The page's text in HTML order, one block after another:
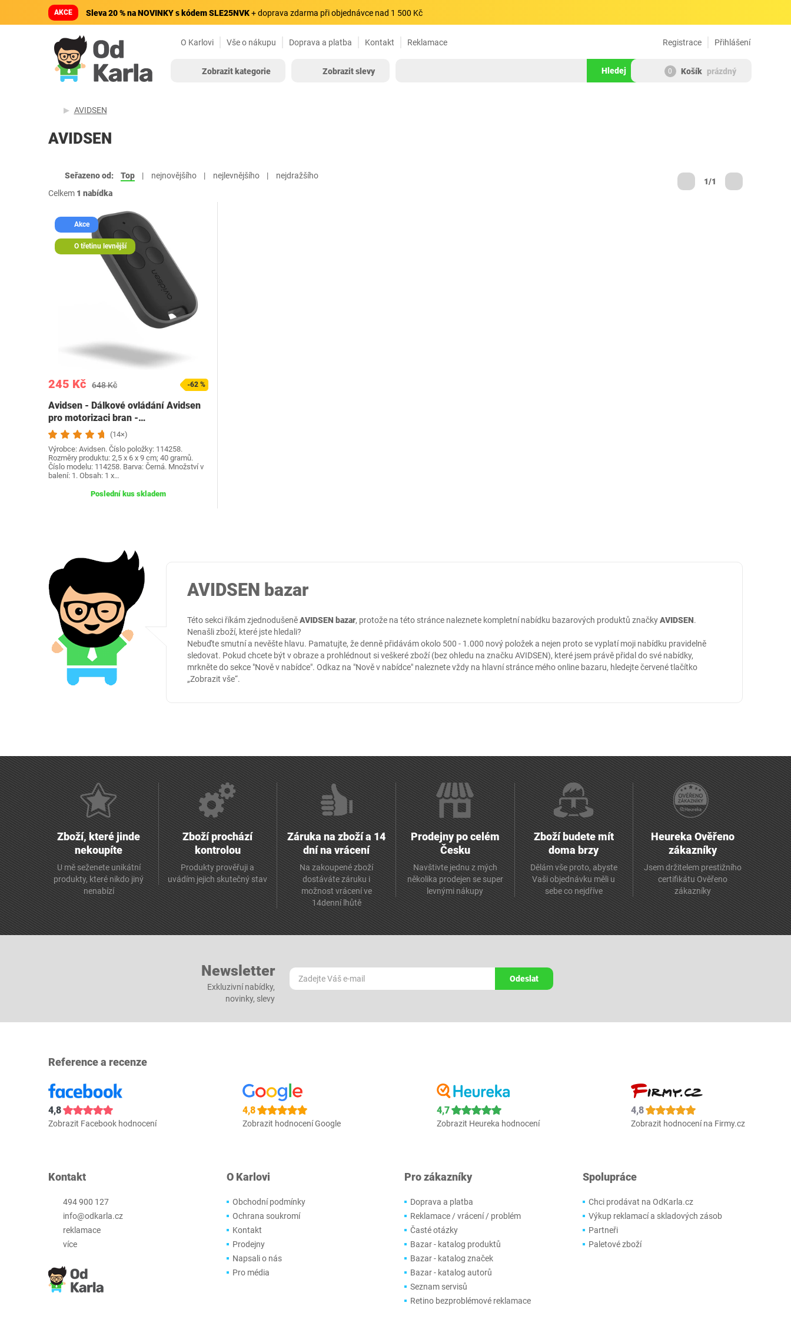
AKCE Sleva 20 % na NOVINKY s kódem SLE25NVK+ doprava zdarma při objednávce nad 1 500 Kč
O Karlovi Vše o nákupu Doprava a platba Kontakt Reklamace Přihlášení
Registrace
Zobrazit kategorie Zobrazit slevy Hledej 0 Košík prázdný
AVIDSEN
AVIDSEN
Seřazeno od: Top nejnovějšího nejlevnějšího
nejdražšího
Celkem 1 nabídka
1/1
Akce
O třetinu levnější
245 Kč 648 Kč -62 %
Avidsen - Dálkové ovládání Avidsen
pro motorizaci bran -…
(14×)
Výrobce: Avidsen. Číslo položky: 114258.
Rozměry produktu: 2,5 x 6 x 9 cm; 40 gramů.
Číslo modelu: 114258. Barva: Černá. Množství v
balení: 1. Obsah: 1 x…
Poslední kus skladem
AVIDSEN bazar
Této sekci říkám zjednodušeněAVIDSEN bazar, protože na této stránce naleznete kompletní nabídku bazarových produktů značkyAVIDSEN.
Nenašli zboží, které jste hledali?
Nebuďte smutní a nevěšte hlavu. Pamatujte, že denně přidávám okolo 500 - 1.000 nový položek a nejen proto se vyplatí moji nabídku pravidelně
sledovat. Pokud chcete být v obraze a prohlédnout si veškeré zboží (bez ohledu na značku AVIDSEN), které jsem právě přidal do své nabídky,
mrkněte do sekce "Nově v nabídce". Odkaz na "Nově v nabídce" naleznete vždy na hlavní stránce mého online bazaru, hledejte červené tlačítko
„Zobrazit vše“.
Zboží, které jinde
nekoupíte
U mě seženete unikátní
produkty, které nikdo jiný
nenabízí
Zboží prochází
kontrolou
Produkty prověřuji a
uvádím jejich skutečný stav
Záruka na zboží a 14
dní na vrácení
Na zakoupené zboží
dostáváte záruku i
možnost vrácení ve
14denní lhůtě
Prodejny po celém
Česku
Navštivte jednu z mých
několika prodejen se super
levnými nákupy
Zboží budete mít
doma brzy
Dělám vše proto, abyste
Vaši objednávku měli u
sebe co nejdříve
Heureka Ověřeno
zákazníky
Jsem držitelem prestižního
certifikátu Ověřeno
zákazníky
Newsletter
Exkluzivní nabídky,
novinky, slevy
Odeslat
Reference a recenze
4,8
Zobrazit Facebook hodnocení
4,8
Zobrazit hodnocení Google
4,7
Zobrazit Heureka hodnocení
4,8
Zobrazit hodnocení na Firmy.cz
Kontakt
494 900 127
info@odkarla.cz
reklamace
více
O Karlovi
Obchodní podmínky
Ochrana soukromí
Kontakt
Prodejny
Napsali o nás
Pro média
Pro zákazníky
Doprava a platba
Reklamace / vrácení / problém
Časté otázky
Bazar - katalog produktů
Bazar - katalog značek
Bazar - katalog autorů
Seznam servisů
Retino bezproblémové reklamace
Spolupráce
Chci prodávat na OdKarla.cz
Výkup reklamací a skladových zásob
Partneři
Paletové zboží